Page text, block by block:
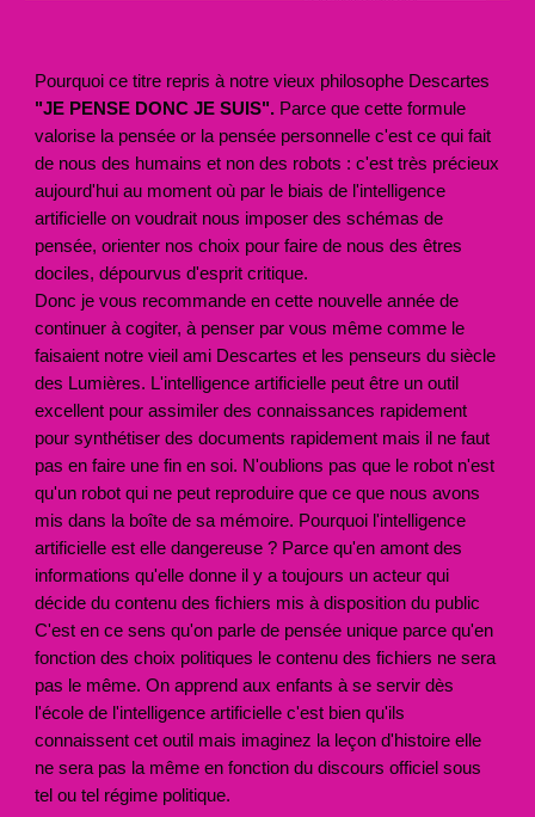
Pourquoi ce titre repris à notre vieux philosophe Descartes
"JE PENSE DONC JE SUIS". Parce que cette formule
valorise la pensée or la pensée personnelle c'est ce qui fait
de nous des humains et non des robots : c'est très précieux
aujourd'hui au moment où par le biais de l'intelligence
artificielle on voudrait nous imposer des schémas de
pensée, orienter nos choix pour faire de nous des êtres
dociles, dépourvus d'esprit critique.
Donc je vous recommande en cette nouvelle année de
continuer à cogiter, à penser par vous même comme le
faisaient notre vieil ami Descartes et les penseurs du siècle
des Lumières. L'intelligence artificielle peut être un outil
excellent pour assimiler des connaissances rapidement
pour synthétiser des documents rapidement mais il ne faut
pas en faire une fin en soi. N'oublions pas que le robot n'est
qu'un robot qui ne peut reproduire que ce que nous avons
mis dans la boîte de sa mémoire. Pourquoi l'intelligence
artificielle est elle dangereuse ? Parce qu'en amont des
informations qu'elle donne il y a toujours un acteur qui
décide du contenu des fichiers mis à disposition du public
C'est en ce sens qu'on parle de pensée unique parce qu'en
fonction des choix politiques le contenu des fichiers ne sera
pas le même. On apprend aux enfants à se servir dès
l'école de l'intelligence artificielle c'est bien qu'ils
connaissent cet outil mais imaginez la leçon d'histoire elle
ne sera pas la même en fonction du discours officiel sous
tel ou tel régime politique.